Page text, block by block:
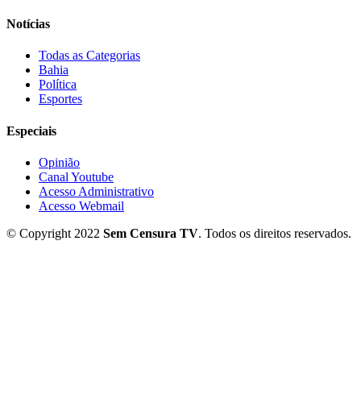
Notícias
Todas as Categorias
Bahia
Política
Esportes
Especiais
Opinião
Canal Youtube
Acesso Administrativo
Acesso Webmail
© Copyright 2022 Sem Censura TV. Todos os direitos reservados.